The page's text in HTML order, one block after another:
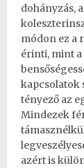
dohányzás,
módon ez a
érinti, mint a
kapcsolatok
tényező az
Mindezek
azért is